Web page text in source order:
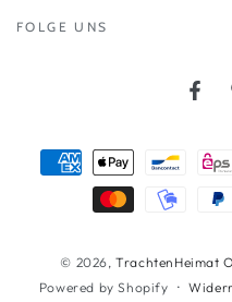
FOLGE UNS
© 2026,TrachtenHeimat
Powered by Shopify
Zahlungsmöglichkeiten